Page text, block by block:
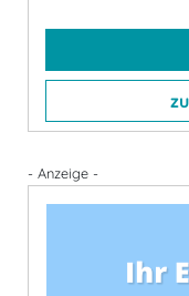
- Anzeige -